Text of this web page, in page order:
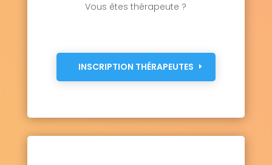
Vous êtes thérapeute ?
INSCRIPTION THÉRAPEUTES